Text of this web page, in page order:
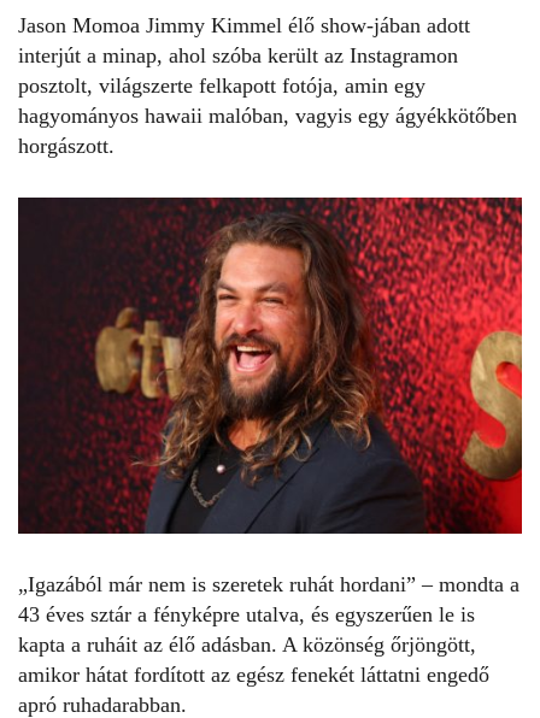
Jason Momoa Jimmy Kimmel élő show-jában adott
interjút a minap, ahol szóba került az Instagramon
posztolt, világszerte felkapott fotója, amin egy
hagyományos hawaii malóban, vagyis egy ágyékkötőben
horgászott.
„Igazából már nem is szeretek ruhát hordani” – mondta a
43 éves sztár a fényképre utalva, és egyszerűen le is
kapta a ruháit az élő adásban. A közönség őrjöngött,
amikor hátat fordított az egész fenekét láttatni engedő
apró ruhadarabban.